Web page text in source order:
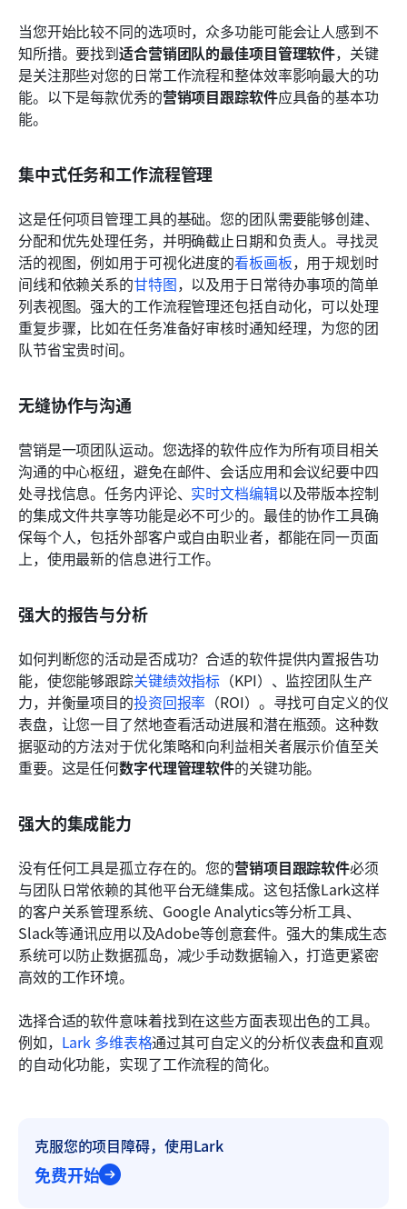
当您开始比较不同的选项时，众多功能可能会让人感到不
知所措。要找到适合营销团队的最佳项目管理软件，关键
是关注那些对您的日常工作流程和整体效率影响最大的功
能。以下是每款优秀的营销项目跟踪软件应具备的基本功
能。
集中式任务和工作流程管理
这是任何项目管理工具的基础。您的团队需要能够创建、
分配和优先处理任务，并明确截止日期和负责人。寻找灵
活的视图，例如用于可视化进度的看板画板，用于规划时
间线和依赖关系的甘特图，以及用于日常待办事项的简单
列表视图。强大的工作流程管理还包括自动化，可以处理
重复步骤，比如在任务准备好审核时通知经理，为您的团
队节省宝贵时间。
无缝协作与沟通
营销是一项团队运动。您选择的软件应作为所有项目相关
沟通的中心枢纽，避免在邮件、会话应用和会议纪要中四
处寻找信息。任务内评论、 实时文档编辑以及带版本控制
的集成文件共享等功能是必不可少的。最佳的协作工具确
保每个人，包括外部客户或自由职业者，都能在同一页面
上，使用最新的信息进行工作。
强大的报告与分析
如何判断您的活动是否成功？合适的软件提供内置报告功
能，使您能够跟踪关键绩效指标 （KPI）、监控团队生产
力，并衡量项目的投资回报率 （ROI）。寻找可自定义的仪
表盘，让您一目了然地查看活动进展和潜在瓶颈。这种数
据驱动的方法对于优化策略和向利益相关者展示价值至关
重要。这是任何数字代理管理软件的关键功能。
强大的集成能力
没有任何工具是孤立存在的。您的营销项目跟踪软件必须
与团队日常依赖的其他平台无缝集成。这包括像Lark这样
的客户关系管理系统、Google Analytics等分析工具、
Slack等通讯应用以及Adobe等创意套件。强大的集成生态
系统可以防止数据孤岛，减少手动数据输入，打造更紧密
高效的工作环境。
选择合适的软件意味着找到在这些方面表现出色的工具。
例如， Lark 多维表格通过其可自定义的分析仪表盘和直观
的自动化功能，实现了工作流程的简化。
克服您的项目障碍，使用Lark
免费开始